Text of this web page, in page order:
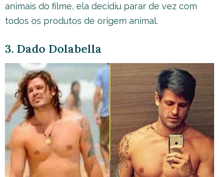
animais do filme, ela decidiu parar de vez com
todos os produtos de origem animal.
3. Dado Dolabella